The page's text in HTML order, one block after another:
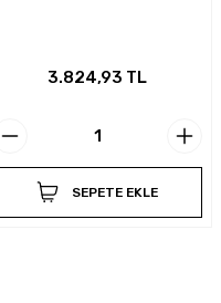
3.824,93 TL
SEPETE EKLE